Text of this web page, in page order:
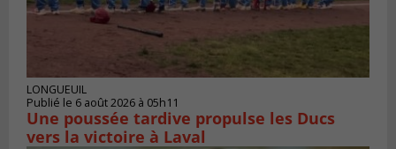
LONGUEUIL
Publié le 6 août 2026 à 05h11
Une poussée tardive propulse les Ducs
vers la victoire à Laval